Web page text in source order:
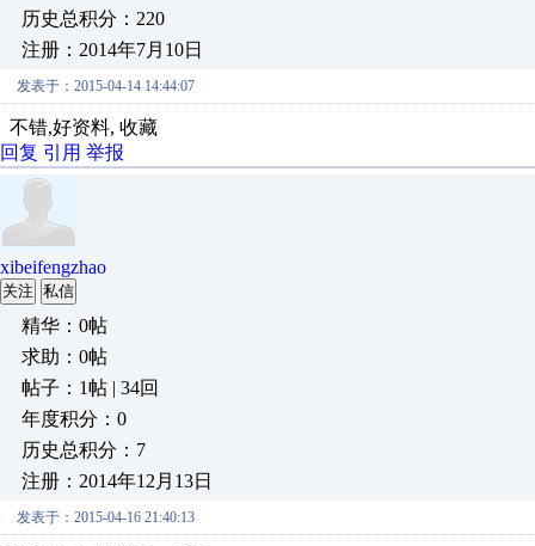
历史总积分：220
注册：2014年7月10日
发表于：2015-04-14 14:44:07
不错,好资料, 收藏
回复 引用 举报
xibeifengzhao
关注 私信
精华：0帖
求助：0帖
帖子：1帖 | 34回
年度积分：0
历史总积分：7
注册：2014年12月13日
发表于：2015-04-16 21:40:13